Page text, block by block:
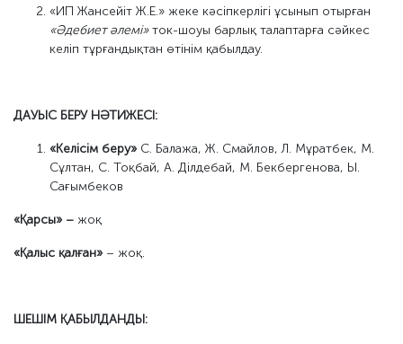
«ИП Жансейіт Ж.Е.» жеке кәсіпкерлігі ұсынып отырған
«Әдебиет әлемі»ток-шоуы барлық талаптарға сәйкес
келіп тұрғандықтан өтінім қабылдау.
ДАУЫС БЕРУ НӘТИЖЕСІ:
«Келісім беру»С. Балажа, Ж. Смайлов, Л. Мұратбек, М.
Сұлтан, С. Тоқбай, А. Ділдебай, М. Бекбергенова, Ы.
Сағымбеков
«Қарсы» – жоқ
«Қалыс қалған»– жоқ.
ШЕШІМ ҚАБЫЛДАНДЫ: